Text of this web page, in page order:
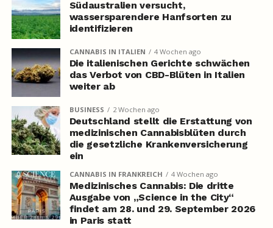
Südaustralien versucht,
wassersparendere Hanfsorten zu
identifizieren
CANNABIS IN ITALIEN 4 Wochen ago
Die italienischen Gerichte schwächen
das Verbot von CBD-Blüten in Italien
weiter ab
BUSINESS 2 Wochen ago
Deutschland stellt die Erstattung von
medizinischen Cannabisblüten durch
die gesetzliche Krankenversicherung
ein
CANNABIS IN FRANKREICH 4 Wochen ago
Medizinisches Cannabis: Die dritte
Ausgabe von „Science in the City“
findet am 28. und 29. September 2026
in Paris statt